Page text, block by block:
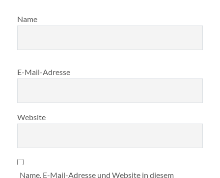
Name
E-Mail-Adresse
Website
Name, E-Mail-Adresse und Website in diesem